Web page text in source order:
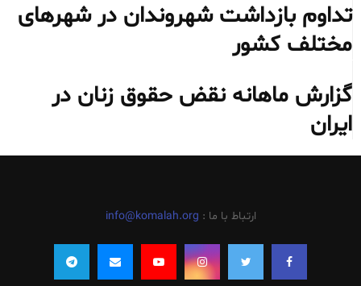
تداوم بازداشت شهروندان در شهرهای
مختلف کشور
گزارش ماهانه نقض حقوق زنان در
ایران
ارتباط با ما : info@komalah.org